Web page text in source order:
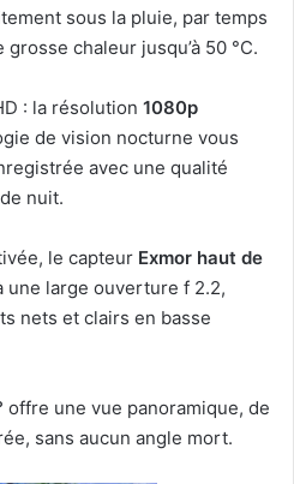
sous la pluie, par temps
grosse chaleur jusqu’à 50 °C.
: la résolution 1080p
de vision nocturne vous
avec une qualité
nuit.
le capteur Exmor haut de
une large ouverture f 2.2,
nets et clairs en basse
offre une vue panoramique, de
sans aucun angle mort.